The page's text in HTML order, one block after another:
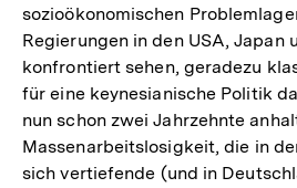
sozioökonomischen
Regierungen in den USA, Japan
konfrontiert sehen, geradezu
für eine keynesianische Politik
nun schon zwei Jahrzehnte
Massenarbeitslosigkeit, die in
sich vertiefende (und in